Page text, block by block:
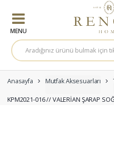
A
r
a
a
:
Anasayfa Mutfak Aksesuarları
KPM2021-016 // VALERİAN ŞARAP